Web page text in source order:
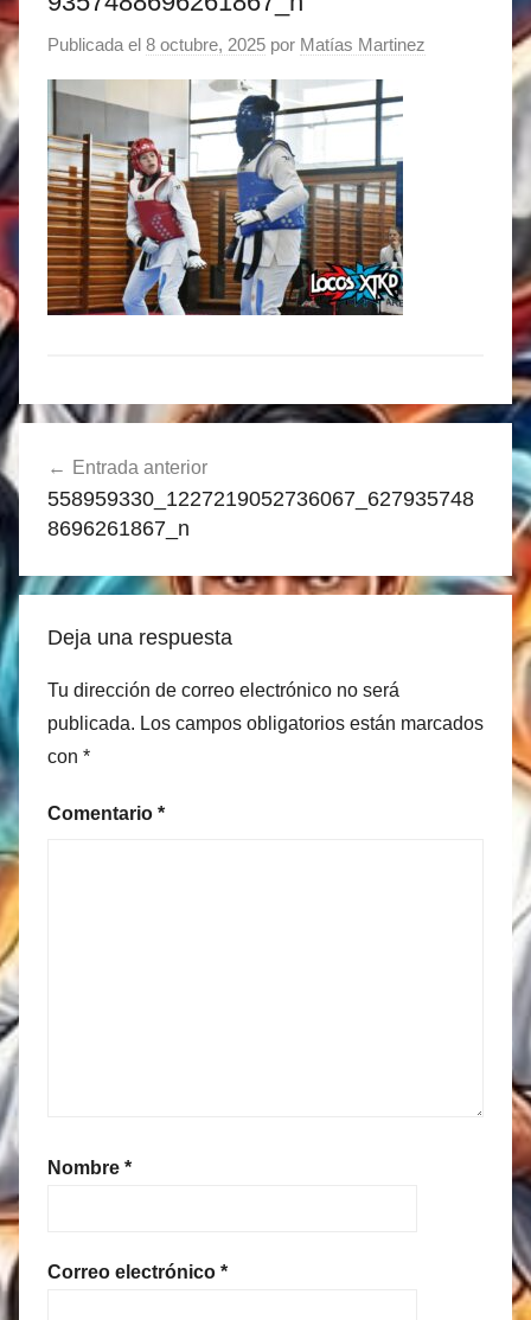
Publicada el 8 octubre, 2025 por Matías Martinez
de
entradas
Entrada anterior
558959330_1227219052736067_627935748
8696261867_n
Deja una respuesta
Tu dirección de correo electrónico no será
publicada. Los campos obligatorios están marcados
con *
Comentario *
Nombre *
Correo electrónico *